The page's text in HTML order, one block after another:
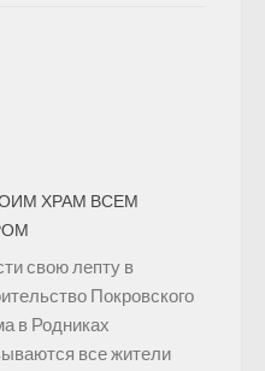
ХРАМ ВСЕМ
свою лепту в
Покровского
в Родниках
все жители